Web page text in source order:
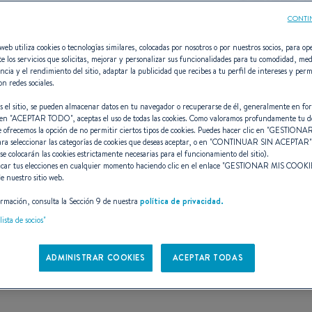
Antares 6
TIMONEL EN
utiliza cookies o tecnologías similares, colocadas por nosotros o por nuestros socios, para
los servicios que solicitas, mejorar y personalizar sus funcionalidades para tu comodidad,
y el rendimiento del sitio, adaptar la publicidad que recibes a tu perfil de intereses y
redes sociales.
el sitio, se pueden almacenar datos en tu navegador o recuperarse de él, generalmente en
"ACEPTAR TODO", aceptas el uso de todas las cookies. Como valoramos profundamente tu
la opción de no permitir ciertos tipos de cookies. Puedes hacer clic en "
seleccionar las categorías de cookies que deseas aceptar, o en "CONTINUAR SIN ACEPTAR
colocarán las cookies estrictamente necesarias para el funcionamiento del sitio).
tus elecciones en cualquier momento haciendo clic en el enlace "GESTIONAR MIS
nuestro sitio web.
consulta la Sección 9 de nuestra política de privacidad.
de socios"
ADMINISTRAR COOKIES ACEPTAR TODAS